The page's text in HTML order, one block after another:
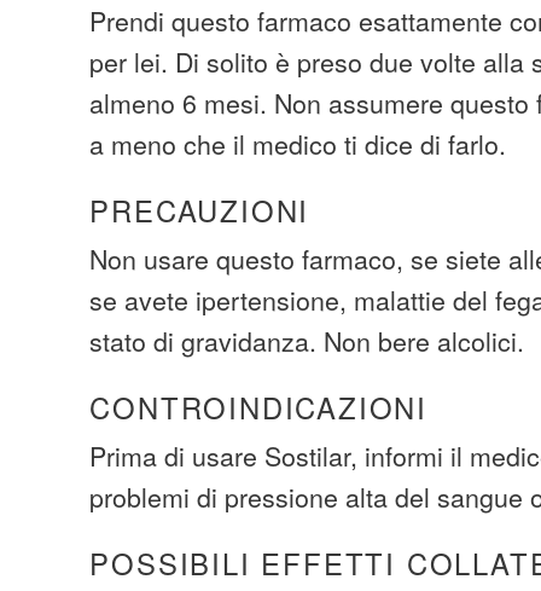
Prendi questo farmaco esattamente
per lei. Di solito è preso due volte alla
almeno 6 mesi. Non assumere
a meno che il medico ti dice di farlo.
PRECAUZIONI
Non usare questo farmaco, se siete
se avete ipertensione, malattie del
stato di gravidanza. Non bere alcolici.
CONTROINDICAZIONI
Prima di usare Sostilar, informi il
problemi di pressione alta del sangue
POSSIBILI EFFETTI